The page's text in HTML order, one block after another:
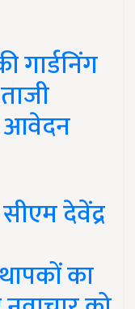
गार्डनिंग
आवेदन
देवेंद्र
का